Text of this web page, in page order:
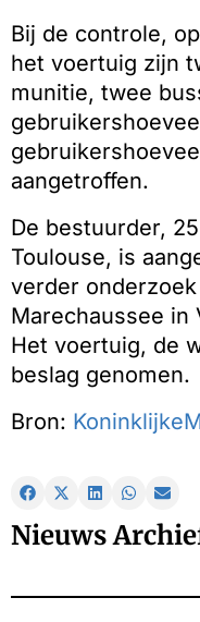
Bij de controle,
het voertuig zijn
munitie, twee
aangetroffen.
De bestuurder,
Toulouse, is
verder
Marechaussee in
Het voertuig, de
beslag genomen.
Bron:
Nieuws